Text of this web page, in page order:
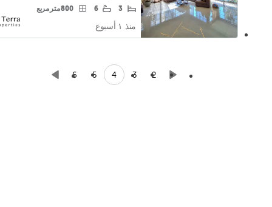
3
6 800 متر مربع
منذ ١ أسبوع
2
3
4
5
6